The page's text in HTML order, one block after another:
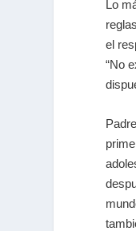
Lo
el
“No